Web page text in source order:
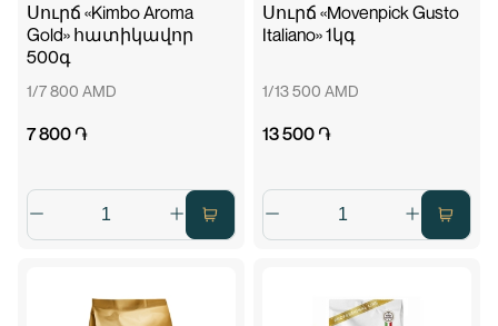
Սուրճ «Kimbo Aroma
Gold» հատիկավոր
500գ
1/7 800 AMD
7 800 ֏
Սուրճ «Movenpick Gusto
Italiano» 1կգ
1/13 500 AMD
13 500 ֏